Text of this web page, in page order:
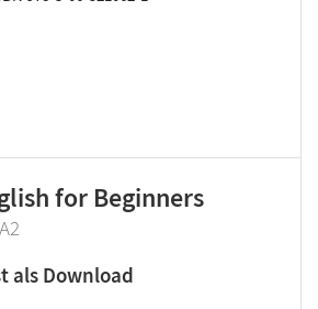
for Beginners
als Download